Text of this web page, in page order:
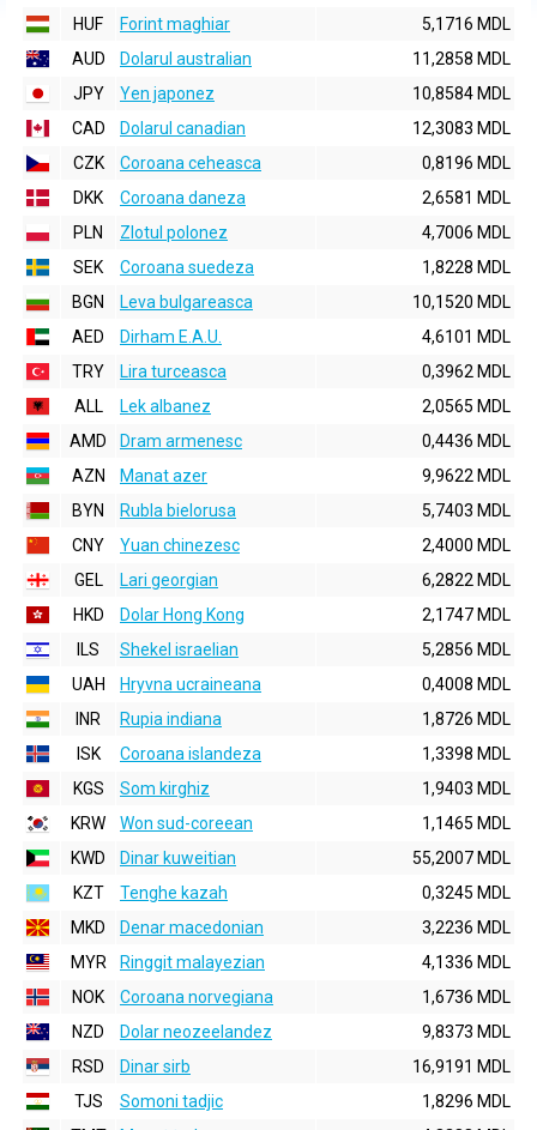
HUF
Forint maghiar
5,1716 MDL
AUD
Dolarul australian
11,2858 MDL
JPY
Yen japonez
10,8584 MDL
CAD
Dolarul canadian
12,3083 MDL
CZK
Coroana ceheasca
0,8196 MDL
DKK
Coroana daneza
2,6581 MDL
PLN
Zlotul polonez
4,7006 MDL
SEK
Coroana suedeza
1,8228 MDL
BGN
Leva bulgareasca
10,1520 MDL
AED
Dirham E.A.U.
4,6101 MDL
TRY
Lira turceasca
0,3962 MDL
ALL
Lek albanez
2,0565 MDL
AMD
Dram armenesc
0,4436 MDL
AZN
Manat azer
9,9622 MDL
BYN
Rubla bielorusa
5,7403 MDL
CNY
Yuan chinezesc
2,4000 MDL
GEL
Lari georgian
6,2822 MDL
HKD
Dolar Hong Kong
2,1747 MDL
ILS
Shekel israelian
5,2856 MDL
UAH
Hryvna ucraineana
0,4008 MDL
INR
Rupia indiana
1,8726 MDL
ISK
Coroana islandeza
1,3398 MDL
KGS
Som kirghiz
1,9403 MDL
KRW
Won sud-coreean
1,1465 MDL
KWD
Dinar kuweitian
55,2007 MDL
KZT
Tenghe kazah
0,3245 MDL
MKD
Denar macedonian
3,2236 MDL
MYR
Ringgit malayezian
4,1336 MDL
NOK
Coroana norvegiana
1,6736 MDL
NZD
Dolar neozeelandez
9,8373 MDL
RSD
Dinar sirb
16,9191 MDL
TJS
Somoni tadjic
1,8296 MDL